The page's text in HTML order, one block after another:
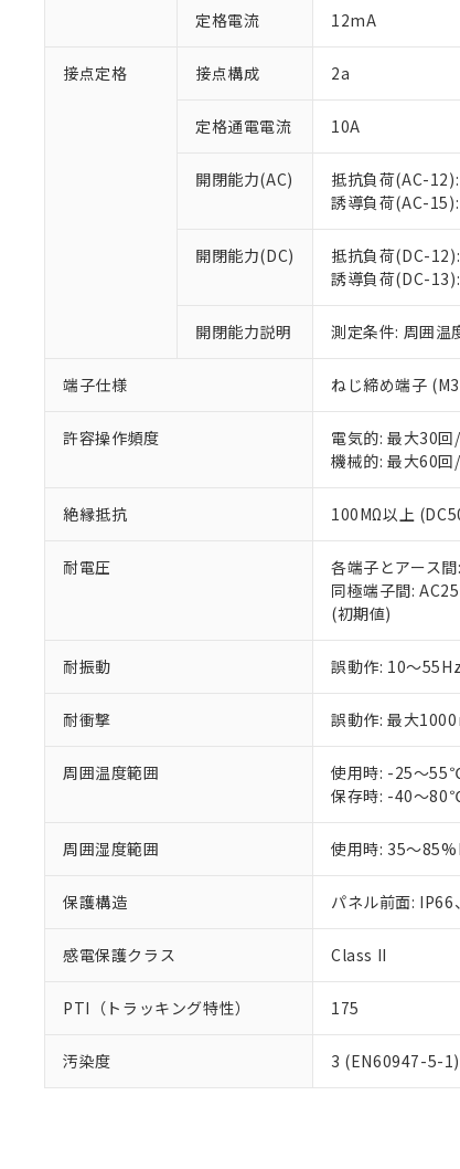
定格電流 12mA
接点定格 接点構成 2a
定格通電電流 10A
開閉能力(AC)
抵抗負荷(AC-
誘導負荷(AC-
開閉能力(DC)
抵抗負荷(DC-
誘導負荷(DC-
開閉能力説明 測定条件: 周囲
端子仕様 ねじ締め端子
許容操作頻度
電気的: 最大30回
機械的: 最大60回
絶縁抵抗 100MΩ以上
耐電圧
各端子とアース
同極端子間:
(初期値)
耐振動 誤動作: 10～
耐衝撃 誤動作: 最大
周囲温度範囲
使用時: -25～
保存時: -40～
周囲湿度範囲 使用時: 35～
保護構造 パネル前面: IP66
感電保護クラス Class II
PTI（トラッキング特性） 175
汚染度 3 (EN60947-5-1)
い。
正式な
当社販
オムロ
在庫状
す。
マイパ
お客様
が、当
さい。
※当社の
いる法人
但し、RoHS指令
※2 対応予
部品在庫の切
※3 非含有
下記の非含有
EU RoHS指令
51物質の非含
※本証明書は
また、RoHS
混在するこ
り割愛してお
「○」：最大
「×」：最大
*中国RoHS10物
Pb(鉛) :1000ppm
Cr(Ⅵ)(六価クロム)
DBP(フタル酸ジ
DEHP(フタル酸
※2 環境保
「ｅ」：有害
「10」：通常
味します。
当社は
当社は
置等に
当社は
また当
たしま
号
○ 一
△ 一
－
在
機
空
白
受